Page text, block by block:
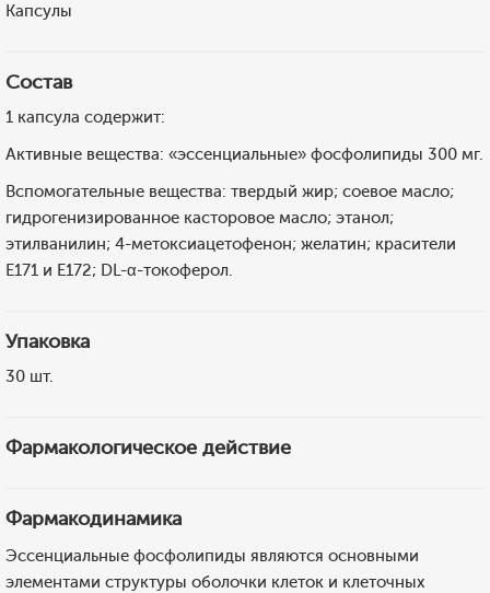
Капсулы
Состав
1 капсула содержит:
Активные вещества: «эссенциальные» фосфолипиды 300 мг.
Вспомогательные вещества: твердый жир; соевое масло;
гидрогенизированное касторовое масло; этанол;
этилванилин; 4-метоксиацетофенон; желатин; красители
E171 и E172; DL-α-токоферол.
Упаковка
30 шт.
Фармакологическое действие
Фармакодинамика
Эссенциальные фосфолипиды являются основными
элементами структуры оболочки клеток и клеточных